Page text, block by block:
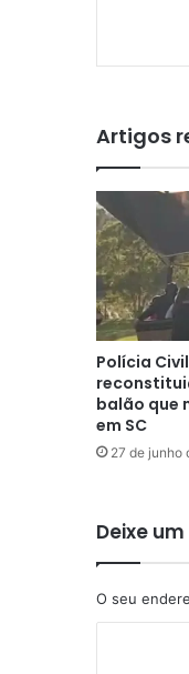
Artigos
Polícia
balão que
em SC
27 de junho
Deixe
O seu